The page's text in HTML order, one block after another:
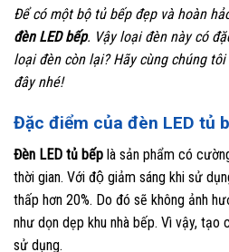
Để có một bộ tủ bếp đẹp và hoàn
đèn LED bếp. Vậy loại đèn này có
loại đèn còn lại? Hãy cùng chúng
đây nhé!
Đặc điểm của đèn LED tủ
Đèn LED tủ bếp là sản phẩm có
thời gian. Với độ giảm sáng khi sử
thấp hơn 20%. Do đó sẽ không ảnh
như dọn dẹp khu nhà bếp. Vì vậy,
sử dụng.